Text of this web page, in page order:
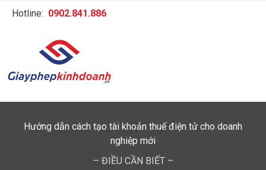
Hotline: 0902.841.886
Hướng dẫn cách tạo tài khoản thuế điện tử cho doanh
nghiệp mới
– ĐIỀU CẦN BIẾT –